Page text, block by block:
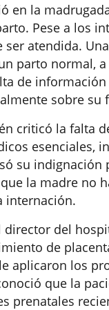
en la
Pese a los
ser atendida.
parto normal,
de
sobre su
criticó la falta
esenciales,
su
la madre no
internación.
director del
de
aplicaron los
que la
prenatales